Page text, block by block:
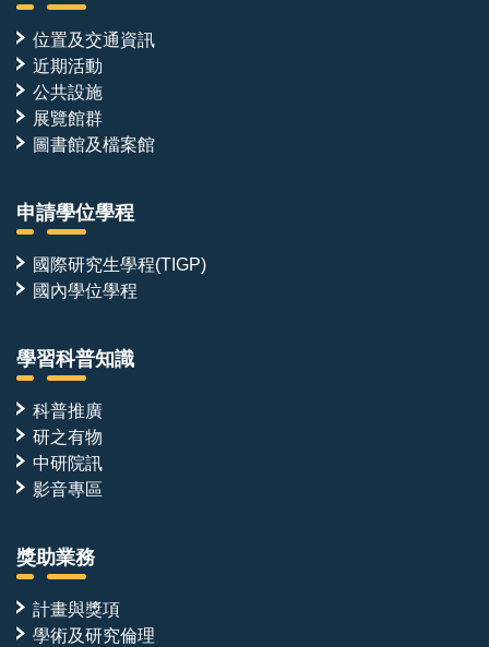
位置及交通資訊
近期活動
公共設施
展覽館群
圖書館及檔案館
申請學位學程
國際研究生學程(TIGP)
國內學位學程
學習科普知識
科普推廣
研之有物
中研院訊
影音專區
獎助業務
計畫與獎項
學術及研究倫理